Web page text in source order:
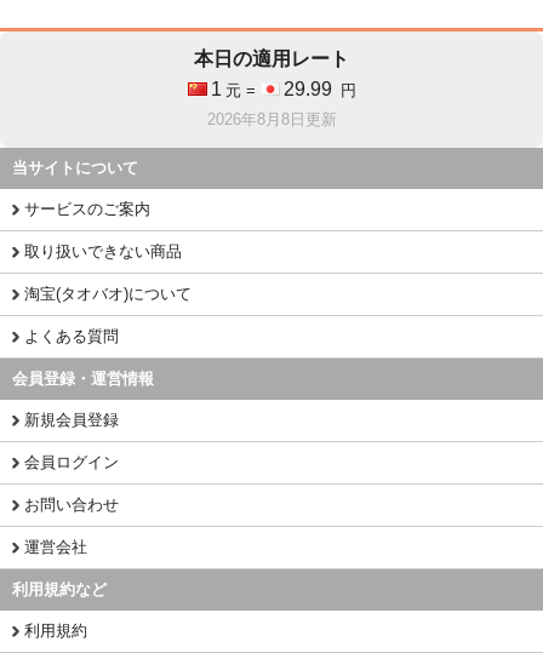
本日の適用レート
1 元 = 29.99
円
2026年8月8日更新
当サイトについて
サービスのご案内
取り扱いできない商品
淘宝(タオバオ)について
よくある質問
会員登録・運営情報
新規会員登録
会員ログイン
お問い合わせ
運営会社
利用規約など
利用規約